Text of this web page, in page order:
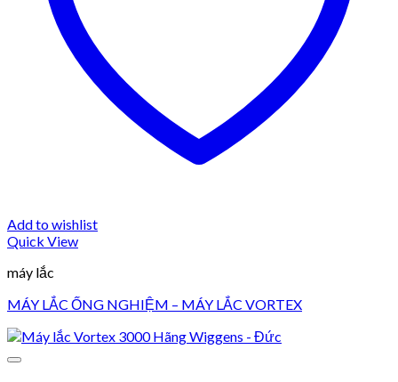
Add to wishlist
Quick View
máy lắc
MÁY LẮC ỐNG NGHIỆM – MÁY LẮC VORTEX